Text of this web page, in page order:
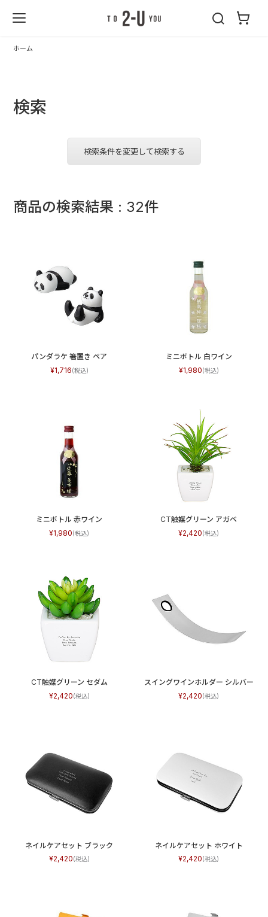
ホーム
検索
検索条件を変更して検索する
商品の検索結果 : 32件
パンダラケ 箸置き ペア
1,716
ミニボトル 白ワイン
1,980
ミニボトル 赤ワイン
1,980
CT触媒グリーン アガベ
2,420
CT触媒グリーン セダム
2,420
スイングワインホルダー シルバー
2,420
ネイルケアセット ブラック
2,420
ネイルケアセット ホワイト
2,420